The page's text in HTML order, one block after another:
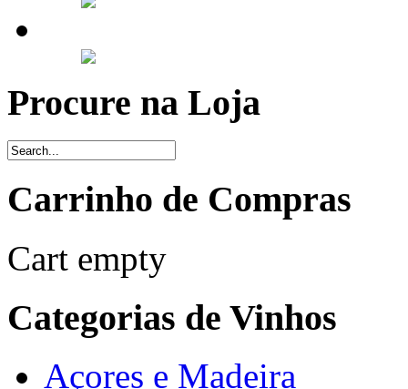
Procure na Loja
Carrinho de Compras
Cart empty
Categorias de Vinhos
Açores e Madeira